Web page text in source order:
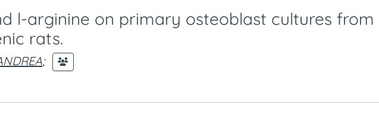
l-arginine on primary osteoblast cultures from
rats.
;